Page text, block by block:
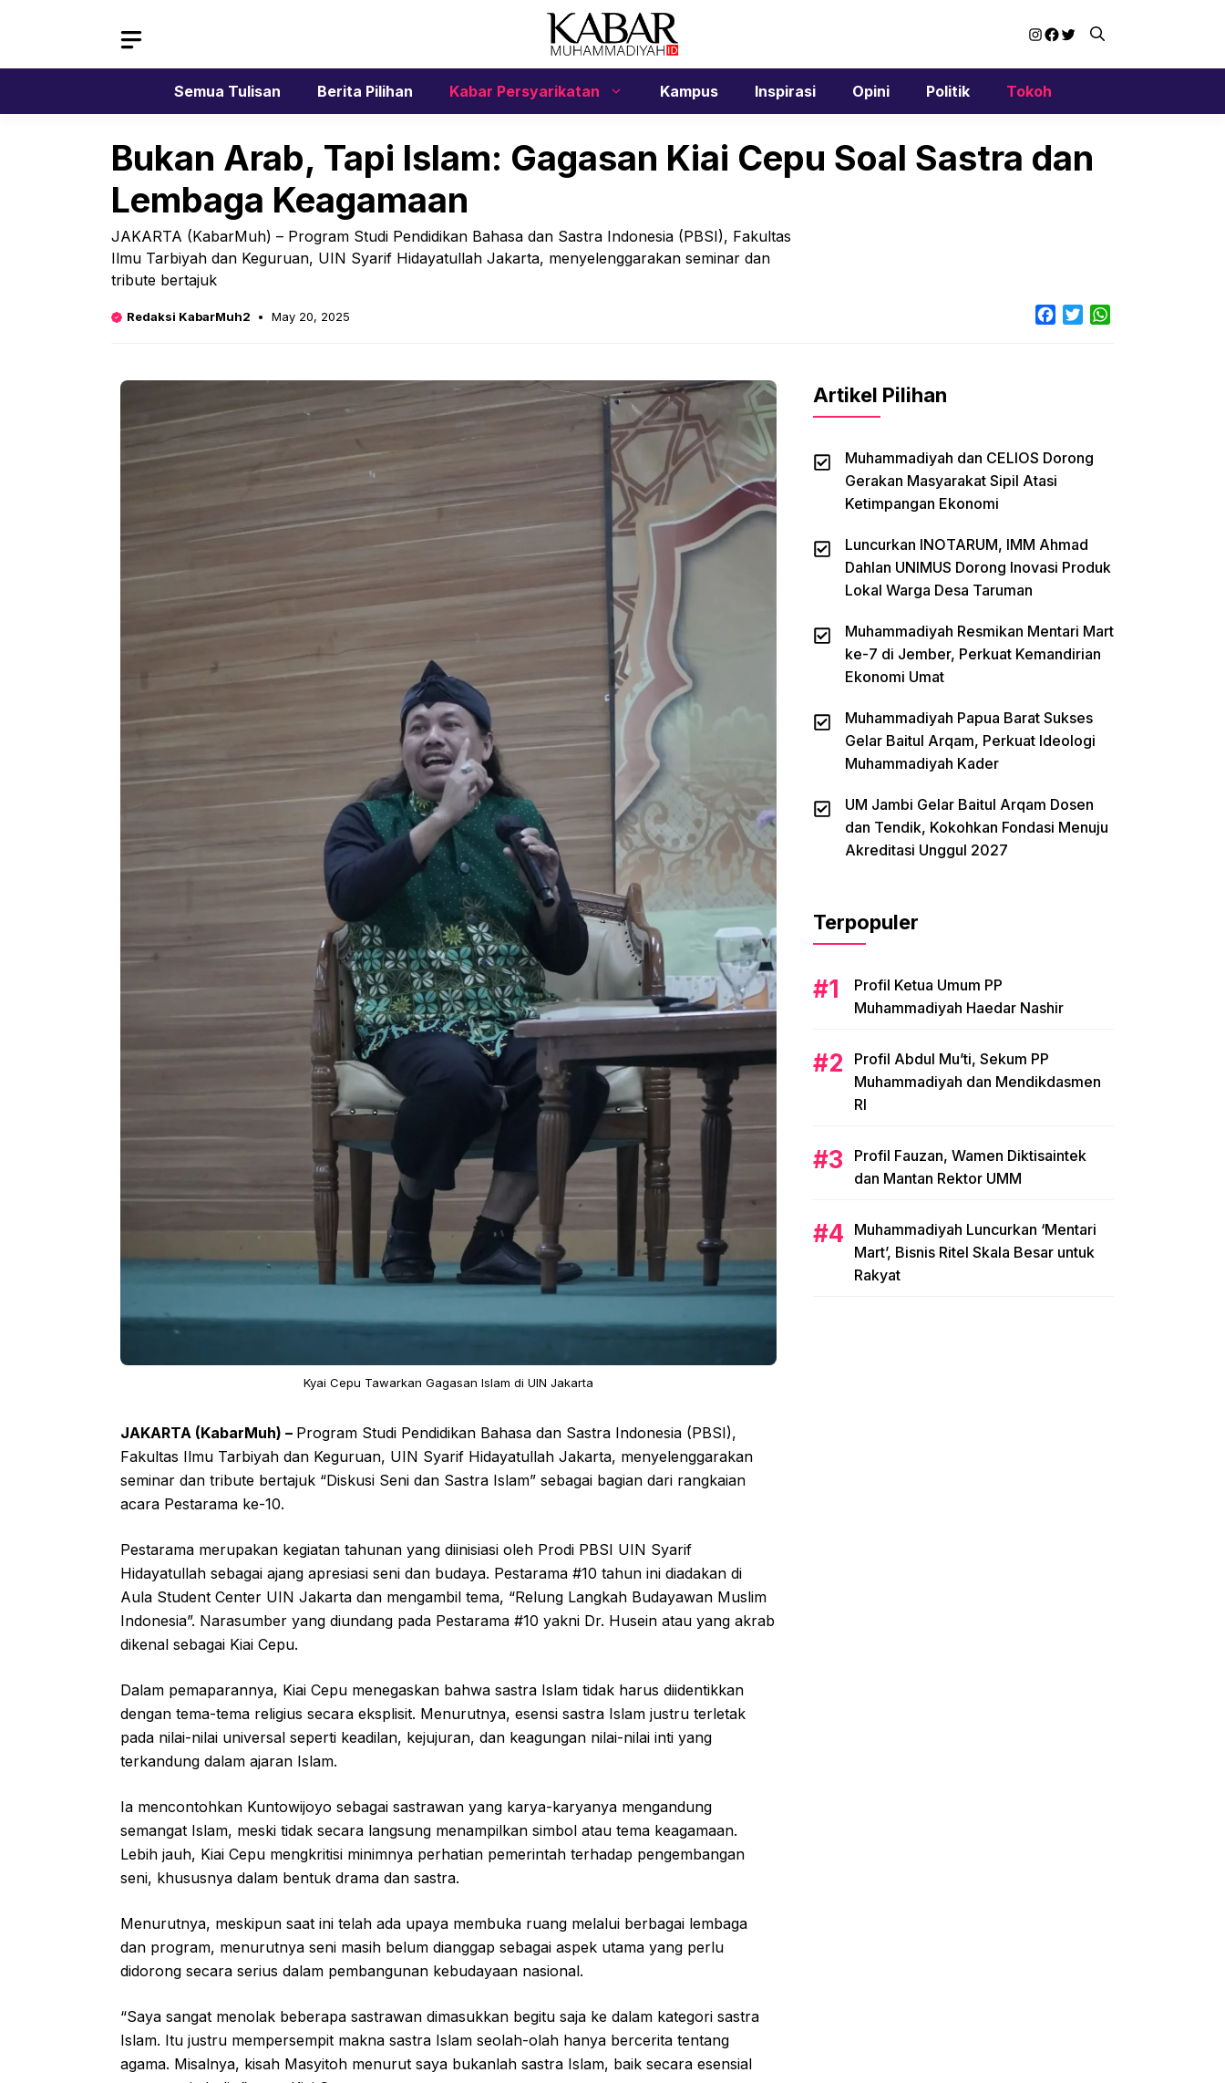
Instagram
Facebook
Twitter
Semua Tulisan Berita Pilihan Kabar Persyarikatan Kampus Inspirasi Opini Politik Tokoh
Bukan Arab, Tapi Islam: Gagasan Kiai Cepu Soal Sastra dan
Lembaga Keagamaan
JAKARTA (KabarMuh) – Program Studi Pendidikan Bahasa dan Sastra Indonesia (PBSI), Fakultas
Ilmu Tarbiyah dan Keguruan, UIN Syarif Hidayatullah Jakarta, menyelenggarakan seminar dan
tribute bertajuk
Redaksi KabarMuh2 May 20, 2025 Facebook
Twitter
Kyai Cepu Tawarkan Gagasan Islam di UIN Jakarta
JAKARTA (KabarMuh) – Program Studi Pendidikan Bahasa dan Sastra Indonesia (PBSI),
Fakultas Ilmu Tarbiyah dan Keguruan, UIN Syarif Hidayatullah Jakarta, menyelenggarakan
seminar dan tribute bertajuk “Diskusi Seni dan Sastra Islam” sebagai bagian dari rangkaian
acara Pestarama ke-10.
Pestarama merupakan kegiatan tahunan yang diinisiasi oleh Prodi PBSI UIN Syarif
Hidayatullah sebagai ajang apresiasi seni dan budaya. Pestarama #10 tahun ini diadakan di
Aula Student Center UIN Jakarta dan mengambil tema, “Relung Langkah Budayawan Muslim
Indonesia”. Narasumber yang diundang pada Pestarama #10 yakni Dr. Husein atau yang akrab
dikenal sebagai Kiai Cepu.
Dalam pemaparannya, Kiai Cepu menegaskan bahwa sastra Islam tidak harus diidentikkan
dengan tema-tema religius secara eksplisit. Menurutnya, esensi sastra Islam justru terletak
pada nilai-nilai universal seperti keadilan, kejujuran, dan keagungan nilai-nilai inti yang
terkandung dalam ajaran Islam.
Ia mencontohkan Kuntowijoyo sebagai sastrawan yang karya-karyanya mengandung
semangat Islam, meski tidak secara langsung menampilkan simbol atau tema keagamaan.
Lebih jauh, Kiai Cepu mengkritisi minimnya perhatian pemerintah terhadap pengembangan
seni, khususnya dalam bentuk drama dan sastra.
Menurutnya, meskipun saat ini telah ada upaya membuka ruang melalui berbagai lembaga
dan program, menurutnya seni masih belum dianggap sebagai aspek utama yang perlu
didorong secara serius dalam pembangunan kebudayaan nasional.
“Saya sangat menolak beberapa sastrawan dimasukkan begitu saja ke dalam kategori sastra
Islam. Itu justru mempersempit makna sastra Islam seolah-olah hanya bercerita tentang
agama. Misalnya, kisah Masyitoh menurut saya bukanlah sastra Islam, baik secara esensial
Artikel Pilihan
Muhammadiyah dan CELIOS Dorong
Gerakan Masyarakat Sipil Atasi
Ketimpangan Ekonomi
Luncurkan INOTARUM, IMM Ahmad
Dahlan UNIMUS Dorong Inovasi Produk
Lokal Warga Desa Taruman
Muhammadiyah Resmikan Mentari Mart
ke-7 di Jember, Perkuat Kemandirian
Ekonomi Umat
Muhammadiyah Papua Barat Sukses
Gelar Baitul Arqam, Perkuat Ideologi
Muhammadiyah Kader
UM Jambi Gelar Baitul Arqam Dosen
dan Tendik, Kokohkan Fondasi Menuju
Akreditasi Unggul 2027
Terpopuler
Profil Ketua Umum PP
Muhammadiyah Haedar Nashir
Profil Abdul Mu’ti, Sekum PP
Muhammadiyah dan Mendikdasmen
RI
Profil Fauzan, Wamen Diktisaintek
dan Mantan Rektor UMM
Muhammadiyah Luncurkan ‘Mentari
Mart’, Bisnis Ritel Skala Besar untuk
Rakyat